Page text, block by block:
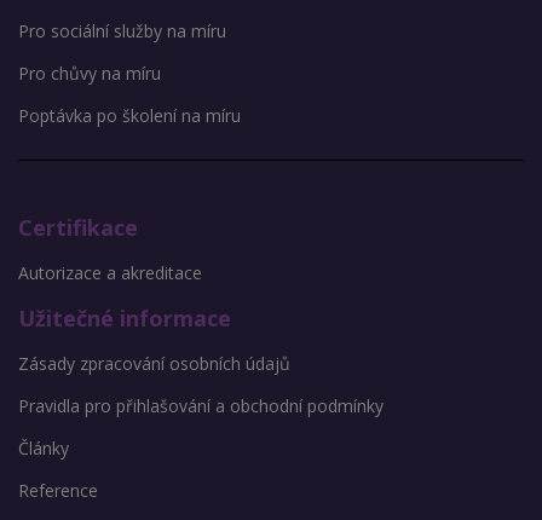
Pro sociální služby na míru
Pro chůvy na míru
Poptávka po školení na míru
Certifikace
Autorizace a akreditace
Užitečné informace
Zásady zpracování osobních údajů
Pravidla pro přihlašování a obchodní podmínky
Články
Reference